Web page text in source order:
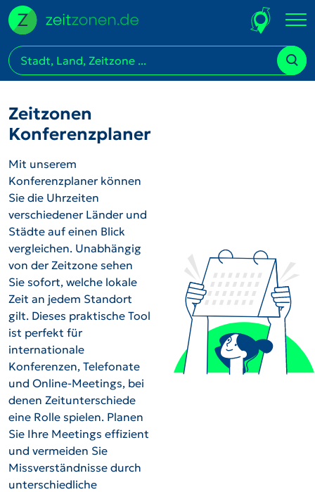
Zeitzonen
Konferenzplaner
Mit unserem
Konferenzplaner können
Sie die Uhrzeiten
verschiedener Länder und
Städte auf einen Blick
vergleichen. Unabhängig
von der Zeitzone sehen
Sie sofort, welche lokale
Zeit an jedem Standort
gilt. Dieses praktische Tool
ist perfekt für
internationale
Konferenzen, Telefonate
und Online-Meetings, bei
denen Zeitunterschiede
eine Rolle spielen. Planen
Sie Ihre Meetings effizient
und vermeiden Sie
Missverständnisse durch
unterschiedliche